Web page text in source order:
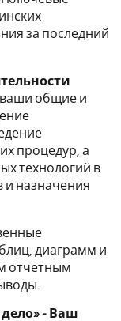
за последний
общие и
процедур, а
технологий в
и назначения
диаграмм и
отчетным
- Ваш